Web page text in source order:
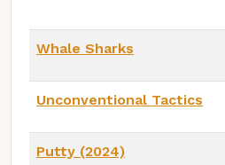
Whale Sharks
Unconventional Tactics
Putty (2024)